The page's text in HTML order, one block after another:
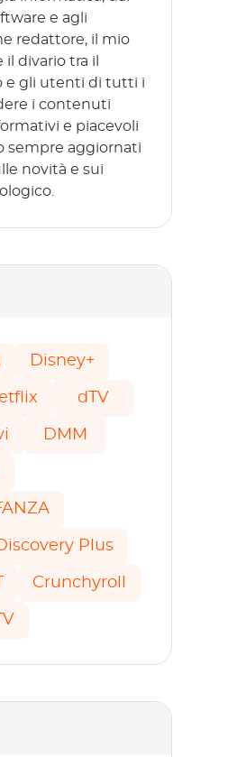
e agli
redattore, il mio
divario tra il
e gli utenti di tutti i
i contenuti
e piacevoli
sempre aggiornati
novità e sui
Disney+
dTV
DMM
Plus
Crunchyroll